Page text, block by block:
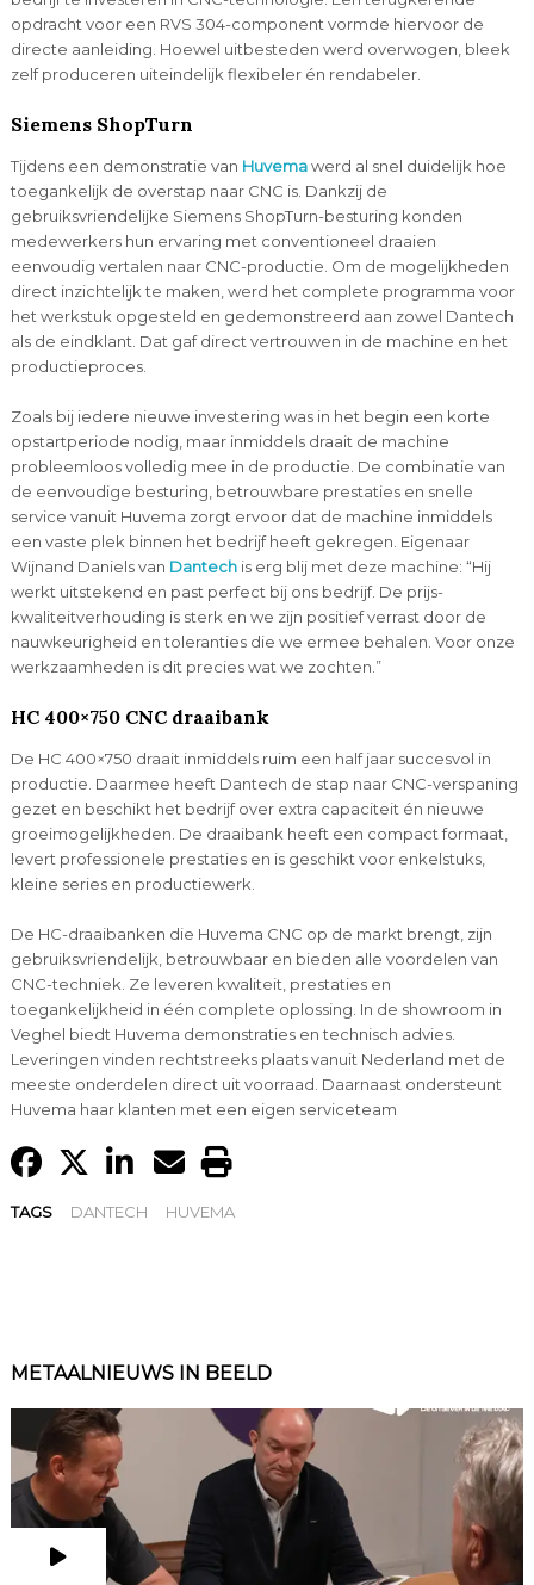
opdracht voor een RVS 304-component vormde hiervoor de
directe aanleiding. Hoewel uitbesteden werd overwogen, bleek
zelf produceren uiteindelijk flexibeler én rendabeler.
Siemens ShopTurn
Tijdens een demonstratie van Huvemawerd al snel duidelijk hoe
toegankelijk de overstap naar CNC is. Dankzij de
gebruiksvriendelijke Siemens ShopTurn-besturing konden
medewerkers hun ervaring met conventioneel draaien
eenvoudig vertalen naar CNC-productie. Om de mogelijkheden
direct inzichtelijk te maken, werd het complete programma voor
het werkstuk opgesteld en gedemonstreerd aan zowel Dantech
als de eindklant. Dat gaf direct vertrouwen in de machine en het
productieproces.
Zoals bij iedere nieuwe investering was in het begin een korte
opstartperiode nodig, maar inmiddels draait de machine
probleemloos volledig mee in de productie. De combinatie van
de eenvoudige besturing, betrouwbare prestaties en snelle
service vanuit Huvema zorgt ervoor dat de machine inmiddels
een vaste plek binnen het bedrijf heeft gekregen. Eigenaar
Wijnand Daniels van Dantechis erg blij met deze machine: “Hij
werkt uitstekend en past perfect bij ons bedrijf. De prijs-
kwaliteitverhouding is sterk en we zijn positief verrast door de
nauwkeurigheid en toleranties die we ermee behalen. Voor onze
werkzaamheden is dit precies wat we zochten.”
HC 400×750 CNC draaibank
De HC 400×750 draait inmiddels ruim een half jaar succesvol in
productie. Daarmee heeft Dantech de stap naar CNC-verspaning
gezet en beschikt het bedrijf over extra capaciteit én nieuwe
groeimogelijkheden. De draaibank heeft een compact formaat,
levert professionele prestaties en is geschikt voor enkelstuks,
kleine series en productiewerk.
De HC-draaibanken die Huvema CNC op de markt brengt, zijn
gebruiksvriendelijk, betrouwbaar en bieden alle voordelen van
CNC-techniek. Ze leveren kwaliteit, prestaties en
toegankelijkheid in één complete oplossing. In de showroom in
Veghel biedt Huvema demonstraties en technisch advies.
Leveringen vinden rechtstreeks plaats vanuit Nederland met de
meeste onderdelen direct uit voorraad. Daarnaast ondersteunt
Huvema haar klanten met een eigen serviceteam
TAGS DANTECH HUVEMA
METAALNIEUWS IN BEELD